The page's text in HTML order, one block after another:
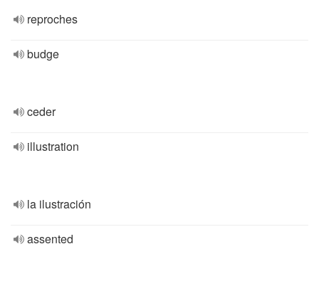
reproches
budge
ceder
illustration
la ilustración
assented